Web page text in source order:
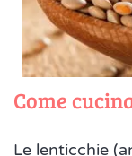
Come
Le lenticchie